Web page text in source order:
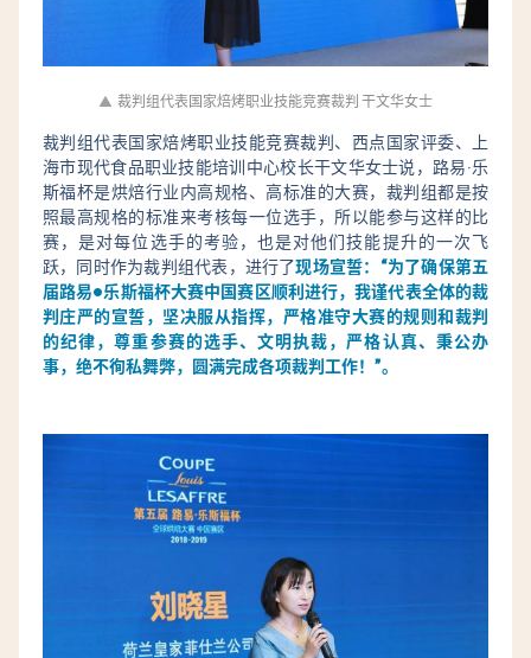
▲ 裁判组代表国家焙烤职业技能竞赛裁判 干文华女士
裁判组代表国家焙烤职业技能竞赛裁判、西点国家评委、上
海市现代食品职业技能培训中心校长干文华女士说，路易·乐
斯福杯是烘焙行业内高规格、高标准的大赛，裁判组都是按
照最高规格的标准来考核每一位选手，所以能参与这样的比
赛，是对每位选手的考验，也是对他们技能提升的一次飞
跃，同时作为裁判组代表，进行了现场宣誓：“为了确保第五
届路易•乐斯福杯大赛中国赛区顺利进行，我谨代表全体的裁
判庄严的宣誓，坚决服从指挥，严格准守大赛的规则和裁判
的纪律，尊重参赛的选手、文明执裁，严格认真、秉公办
事，绝不徇私舞弊，圆满完成各项裁判工作！”。